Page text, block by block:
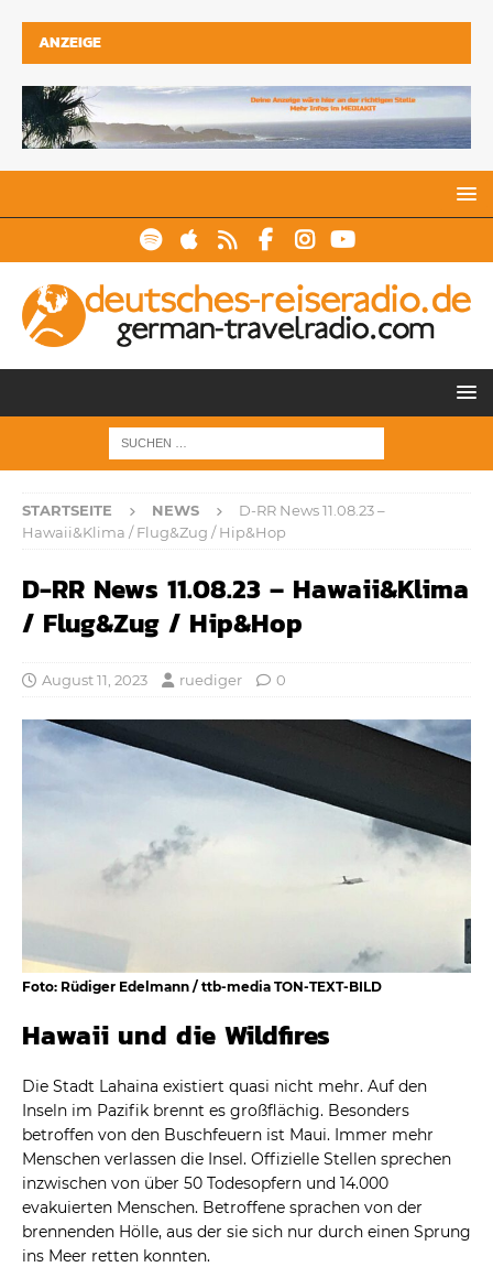
ANZEIGE
STARTSEITE NEWS
D-RR News 11.08.23 –
Hawaii&Klima / Flug&Zug / Hip&Hop
D-RR News 11.08.23 – Hawaii&Klima
/ Flug&Zug / Hip&Hop
August 11, 2023 ruediger 0
Foto: Rüdiger Edelmann / ttb-media TON-TEXT-BILD
Hawaii und die Wildfires
Die Stadt Lahaina existiert quasi nicht mehr. Auf den
Inseln im Pazifik brennt es großflächig. Besonders
betroffen von den Buschfeuern ist Maui. Immer mehr
Menschen verlassen die Insel. Offizielle Stellen sprechen
inzwischen von über 50 Todesopfern und 14.000
evakuierten Menschen. Betroffene sprachen von der
brennenden Hölle, aus der sie sich nur durch einen Sprung
ins Meer retten konnten.